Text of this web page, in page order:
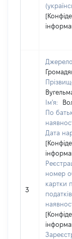
3
Ім'я:
По
Дата
номер
картки